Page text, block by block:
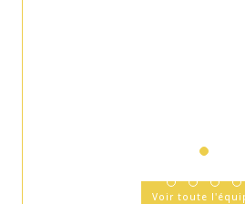
Voir toute